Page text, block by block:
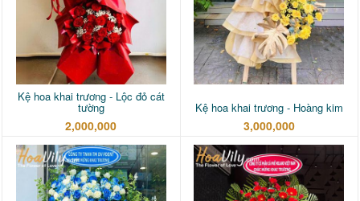
Kệ hoa khai trương - Lộc đỏ cát
tường
2,000,000
Kệ hoa khai trương - Hoàng kim
3,000,000